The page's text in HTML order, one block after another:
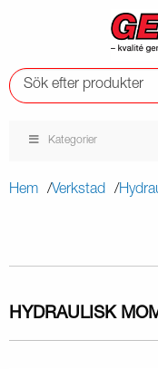
Kategorier
Hem Verkstad
HYDRAULISK